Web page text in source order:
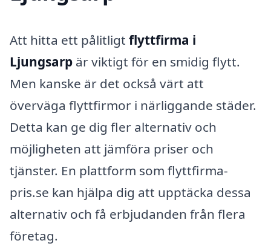
Att hitta ett pålitligt flyttfirma i
Ljungsarp är viktigt för en smidig flytt.
Men kanske är det också värt att
överväga flyttfirmor i närliggande städer.
Detta kan ge dig fler alternativ och
möjligheten att jämföra priser och
tjänster. En plattform som flyttfirma-
pris.se kan hjälpa dig att upptäcka dessa
alternativ och få erbjudanden från flera
företag.